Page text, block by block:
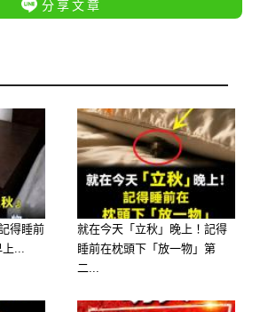
分享文章
得睡前
上...
就在今天「立秋」晚上！記得
睡前在枕頭下「放一物」第
二...